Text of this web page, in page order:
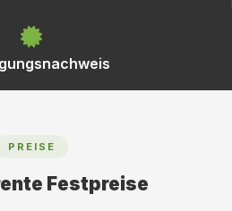
PREISE
Festpreise